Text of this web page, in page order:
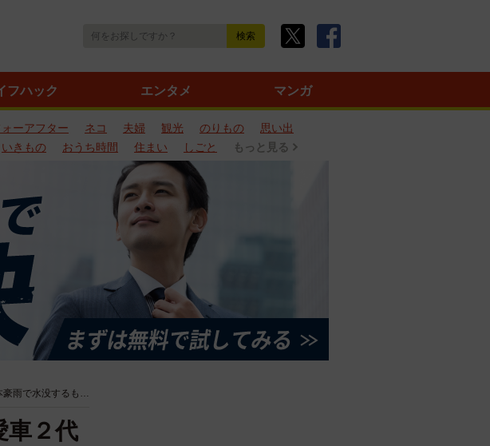
フハック エンタメ マンガ
ォーアフター ネコ 夫婦 観光 のりもの
思い出
いきもの おうち時間 住まい しごと もっと見る
豪雨で水没するも…
車２代